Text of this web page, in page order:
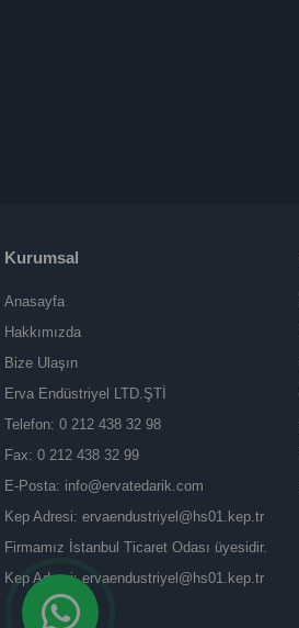
Kurumsal
Anasayfa
Hakkımızda
Bize Ulaşın
Erva Endüstriyel LTD.ŞTİ
Telefon: 0 212 438 32 98
Fax: 0 212 438 32 99
E-Posta: info@ervatedarik.com
Kep Adresi: ervaendustriyel@hs01.kep.tr
Firmamız İstanbul Ticaret Odası üyesidir.
Kep Adresi:ervaendustriyel@hs01.kep.tr